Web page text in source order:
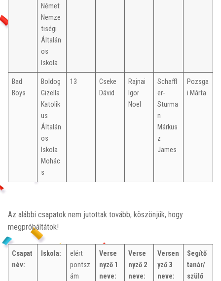
Német
Nemze
tiségi
Általán
os
Iskola
Bad
Boys
Boldog
Gizella
Katolik
us
Általán
os
Iskola
Mohác
s
13
Cseke
Dávid
Rajnai
Igor
Noel
Schaffl
er-
Sturma
n
Márkus
z
James
Pozsga
i Márta
Az alábbi csapatok nem jutottak tovább, köszönjük, hogy
megpróbáltátok!
Csapat
név:
Iskola:
elért
pontsz
ám
Verse
nyző 1
neve:
Verse
nyző 2
neve:
Versen
yző 3
neve:
Segítő
tanár/
szülő